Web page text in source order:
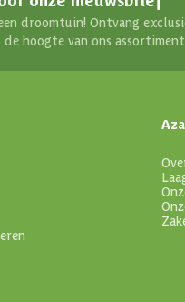
droomtuin! Ontvang
hoogte van ons